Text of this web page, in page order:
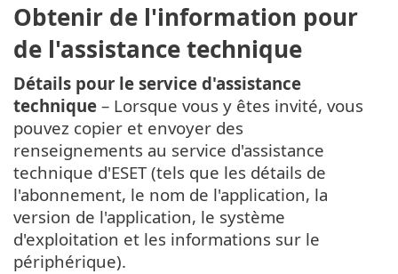
Obtenir de l'information pour
de l'assistance technique
Détails pour le service d'assistance
technique – Lorsque vous y êtes invité, vous
pouvez copier et envoyer des
renseignements au service d'assistance
technique d'ESET (tels que les détails de
l'abonnement, le nom de l'application, la
version de l'application, le système
d'exploitation et les informations sur le
périphérique).